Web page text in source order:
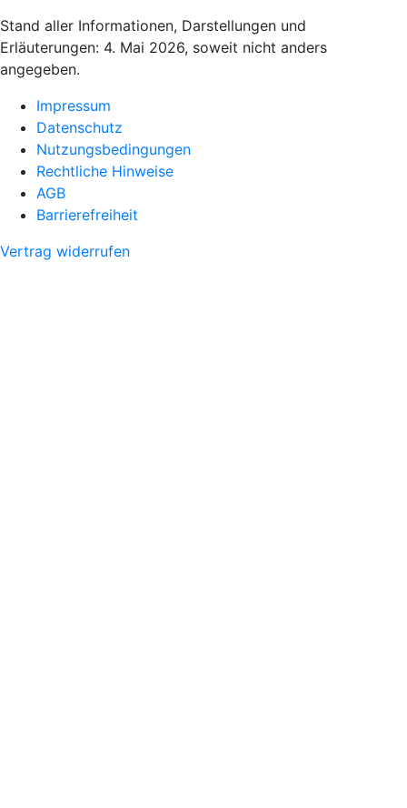
Stand aller Informationen, Darstellungen und
Erläuterungen: 4. Mai 2026, soweit nicht anders
angegeben.
Impressum
Datenschutz
Nutzungsbedingungen
Rechtliche Hinweise
AGB
Barrierefreiheit
Vertrag widerrufen